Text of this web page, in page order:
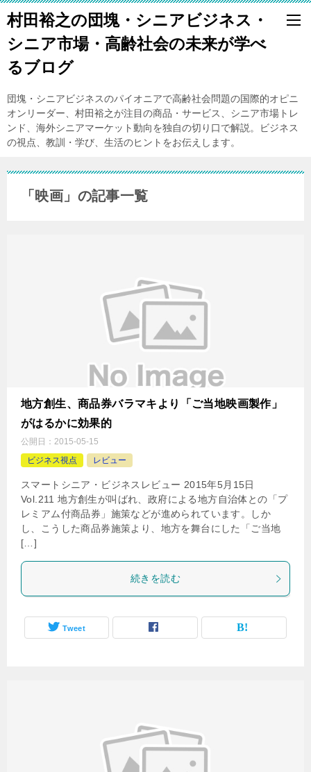
村田裕之の団塊・シニアビジネス・
シニア市場・高齢社会の未来が学べ
るブログ
団塊・シニアビジネスのパイオニアで高齢社会問題の国際的オピニ
オンリーダー、村田裕之が注目の商品・サービス、シニア市場トレ
ンド、海外シニアマーケット動向を独自の切り口で解説。ビジネス
の視点、教訓・学び、生活のヒントをお伝えします。
「映画」の記事一覧
地方創生、商品券バラマキより「ご当地映画製作」
がはるかに効果的
公開日： 2015-05-15
ビジネス視点
レビュー
スマートシニア・ビジネスレビュー 2015年5月15日
Vol.211 地方創生が叫ばれ、政府による地方自治体との「プ
レミアム付商品券」施策などが進められています。しか
し、こうした商品券施策より、地方を舞台にした「ご当地
[…]
続きを読む
Tweet